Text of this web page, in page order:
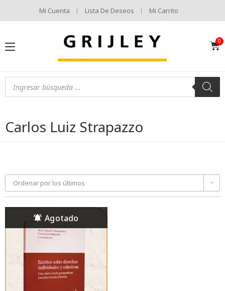
Mi Cuenta Lista De Deseos Mi Carrito
Carlos Luiz Strapazzo
Ordenar por los últimos